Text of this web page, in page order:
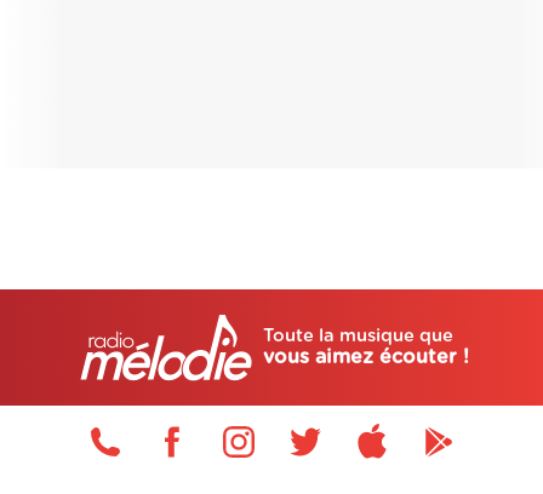
Toute la musique que
vous aimez écouter !